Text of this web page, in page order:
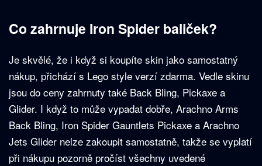
Co zahrnuje Iron Spider baliček?
Je skvělé, že i když si koupíte skin jako samostatný
nákup, přichází s Lego style verzí zdarma. Vedle skinu
jsou do ceny zahrnuty také Back Bling, Pickaxe a
Glider. I když to může vypadat dobře, Arachno Arms
Back Bling, Iron Spider Gauntlets Pickaxe a Arachno
Jets Glider nelze zakoupit samostatně, takže se vyplatí
při nákupu pozorně pročíst všechny uvedené